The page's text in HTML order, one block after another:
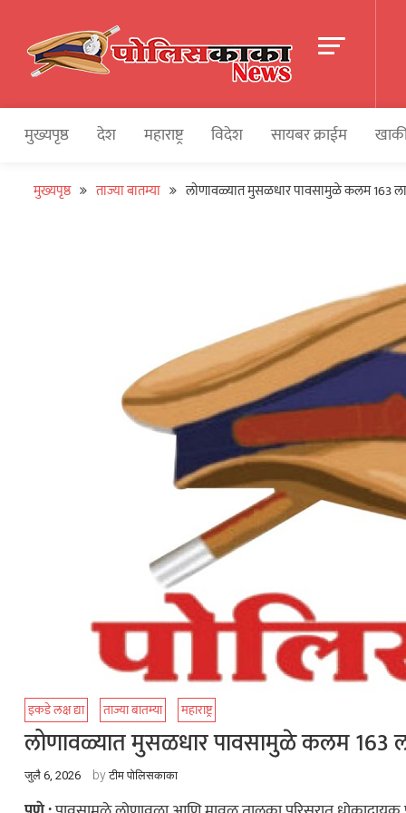
content
पोलीसकाका |
मुख्यपृष्ठ देश महाराष्ट्र विदेश सायबर क्राईम
मुख्यपृष्ठ ताज्या बातम्या लोणावळ्यात मुसळधार पावसामुळे कलम 163
इकडे लक्ष द्या ताज्या बातम्या महाराष्ट्र
लोणावळ्यात मुसळधार पावसामुळे कलम 163
जुलै 6, 2026 byटीम पोलिसकाका